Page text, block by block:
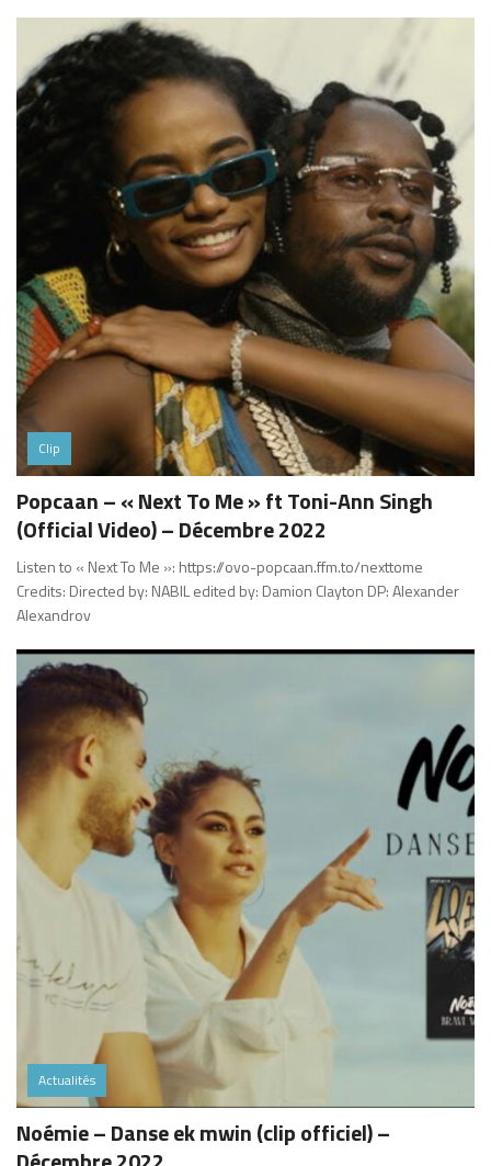
Clip
Popcaan – « Next To Me » ft Toni-Ann Singh
(Official Video) – Décembre 2022
Listen to « Next To Me »: https://ovo-popcaan.ffm.to/nexttome
Credits: Directed by: NABIL edited by: Damion Clayton DP: Alexander
Alexandrov
Actualités
Noémie – Danse ek mwin (clip officiel) –